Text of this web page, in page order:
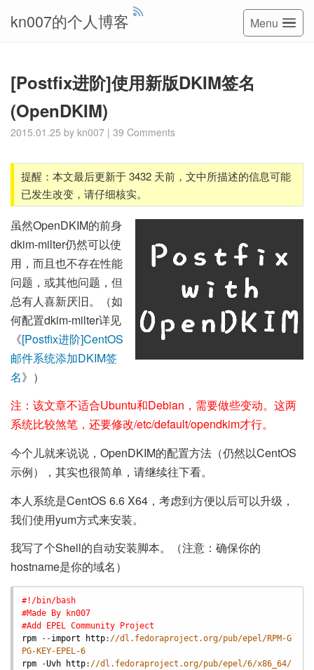
kn007的个人博客 Menu
[Postfix进阶]使用新版DKIM签名
(OpenDKIM)
2015.01.25 by kn007 | 39 Comments
提醒：本文最后更新于 3432 天前，文中所描述的信息可能
已发生改变，请仔细核实。
虽然OpenDKIM的前身
dkim-milter仍然可以使
用，而且也不存在性能
问题，或其他问题，但
总有人喜新厌旧。（如
何配置dkim-milter详见
《[Postfix进阶]CentOS
邮件系统添加DKIM签
名》）
注：该文章不适合Ubuntu和Debian，需要做些变动。这两
系统比较煞笔，还要修改/etc/default/opendkim才行。
今个儿就来说说，OpenDKIM的配置方法（仍然以CentOS
示例），其实也很简单，请继续往下看。
本人系统是CentOS 6.6 X64，考虑到方便以后可以升级，
我们使用yum方式来安装。
我写了个Shell的自动安装脚本。（注意：确保你的
hostname是你的域名）
#!/bin/bash
#Made By kn007
#Add EPEL Community Project
rpm --import http: //dl.fedoraproject.org/pub/epel/RPM-G
PG-KEY-EPEL-6
rpm -Uvh http: //dl.fedoraproject.org/pub/epel/6/x86_64/